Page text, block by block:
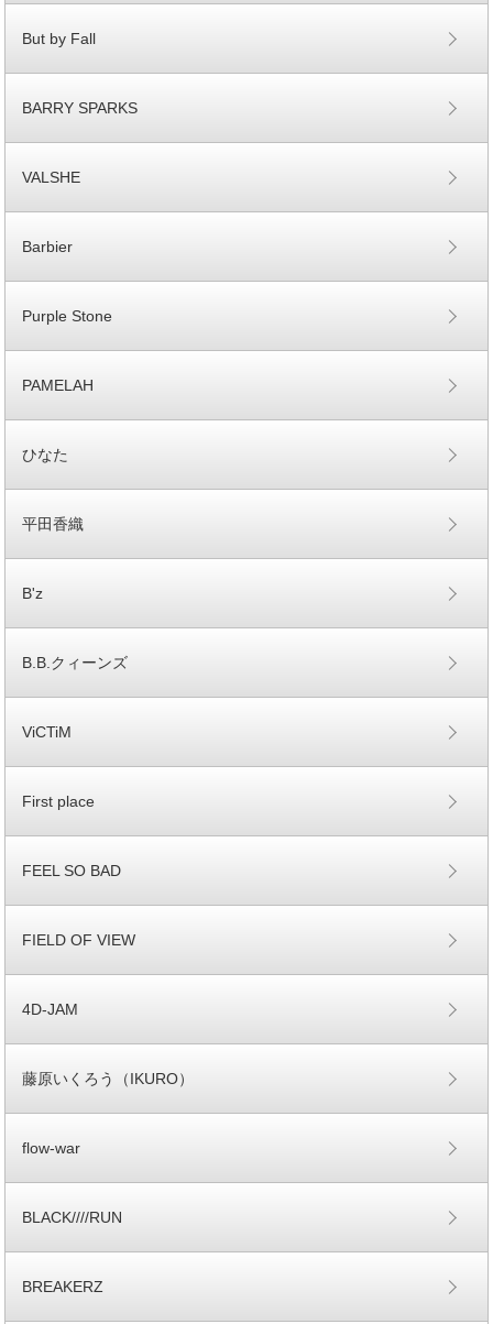
But by Fall
BARRY SPARKS
VALSHE
Barbier
Purple Stone
PAMELAH
ひなた
平田香織
B'z
B.B.クィーンズ
ViCTiM
First place
FEEL SO BAD
FIELD OF VIEW
4D-JAM
藤原いくろう（IKURO）
flow-war
BLACK////RUN
BREAKERZ